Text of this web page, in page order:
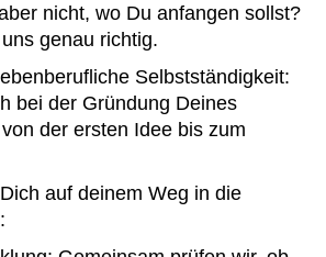
nicht, wo Du anfangen sollst?
genau richtig.
Selbstständigkeit:
bei der Gründung Deines
der ersten Idee bis zum
auf deinem Weg in die